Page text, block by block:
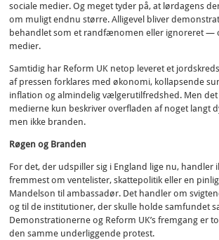
sociale medier. Og meget tyder på, at lørdagens
om muligt endnu større. Alligevel bliver
behandlet som et randfænomen eller ignoreret —
medier.
Samtidig har Reform UK netop leveret et
af pressen forklares med økonomi, kollapsende
inflation og almindelig vælgerutilfredshed. Men
medierne kun beskriver overfladen af noget langt
men ikke branden.
Røgen og Branden
For det, der udspiller sig i England lige nu, handler
fremmest om ventelister, skattepolitik eller en
Mandelson til ambassadør. Det handler om
og til de institutioner, der skulle holde samfundet
Demonstrationerne og Reform UK’s fremgang er
den samme underliggende protest.